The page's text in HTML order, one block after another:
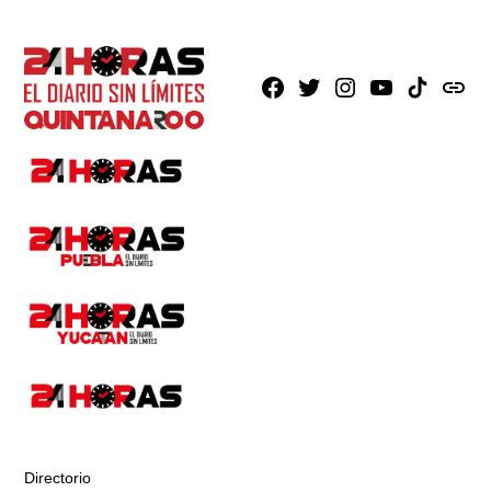
Facebook
X Instagram
YoutubeTikTokissuu
Directorio